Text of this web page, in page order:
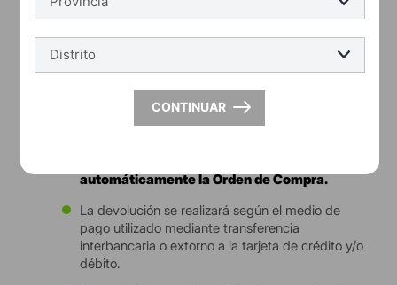
razones junto con su nombre, firma y DNI en la guía
24hrs al equipo de postventa a través del correo
postventa@sanicenter.com.pe
Entrega fallida y anulación de la compra
Si en la 2da visita no se encuentra ninguna
automáticamente la Orden de Compra.
La devolución se realizará según el medio de
pago utilizado mediante transferencia
interbancaria o extorno a la tarjeta de crédito y/o
débito.
CONTINUAR